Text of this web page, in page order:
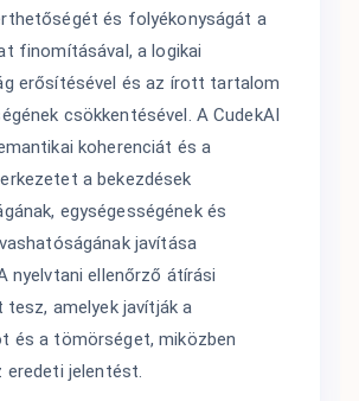
és folyékonyságát a
finomításával, a logikai
erősítésével és az írott tartalom
csökkentésével. A CudekAI
koherenciát és a
a bekezdések
egységességének és
javítása
nyelvtani ellenőrző átírási
tesz, amelyek javítják a
és a tömörséget, miközben
eredeti jelentést.